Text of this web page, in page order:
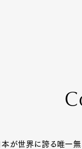
C
が世界に誇る唯一無